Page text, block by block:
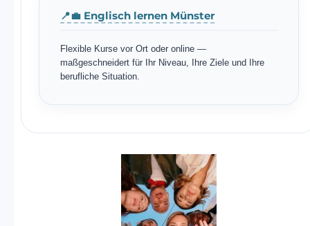
📍💼 Englisch lernen Münster
Flexible Kurse vor Ort oder online —
maßgeschneidert für Ihr Niveau, Ihre Ziele und Ihre
berufliche Situation.